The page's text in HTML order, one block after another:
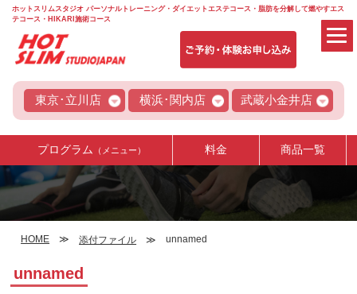
ホットスリムスタジオ パーソナルトレーニング・ダイエットエステコース・脂肪を分解して燃やすエス
テコース・HIKARI施術コース
東京･立川店 横浜･関内店 武蔵小金井店
プログラム （メニュー） 料金 商品一覧
HOME 添付ファイル unnamed
unnamed